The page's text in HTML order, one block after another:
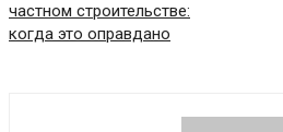
частном строительстве:
когда это оправдано